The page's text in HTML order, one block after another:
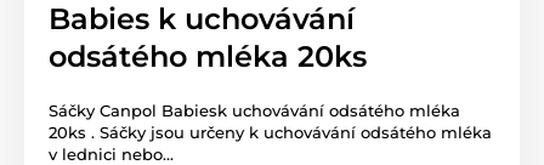
Babies k uchovávání
odsátého mléka 20ks
Sáčky Canpol Babiesk uchovávání odsátého mléka
20ks . Sáčky jsou určeny k uchovávání odsátého mléka
v lednici nebo...